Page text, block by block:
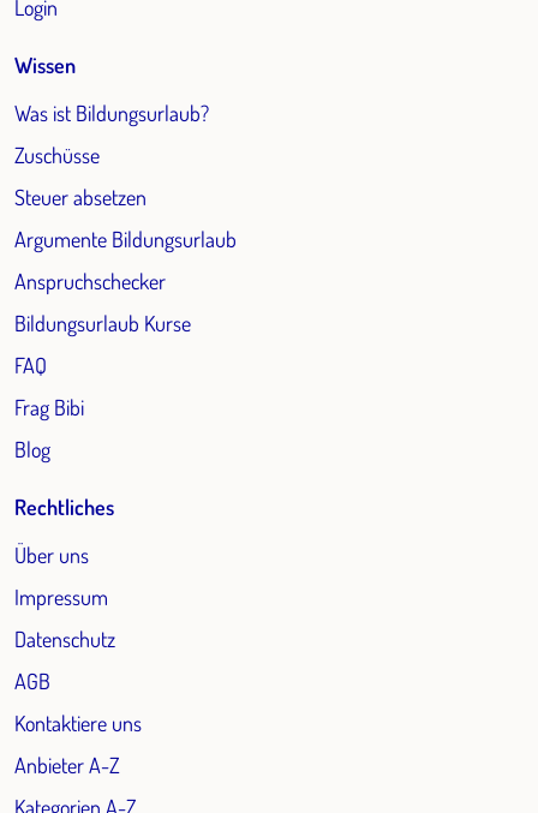
Login
Wissen
Was ist Bildungsurlaub?
Zuschüsse
Steuer absetzen
Argumente Bildungsurlaub
Anspruchschecker
Bildungsurlaub Kurse
FAQ
Frag Bibi
Blog
Rechtliches
Über uns
Impressum
Datenschutz
AGB
Kontaktiere uns
Anbieter A-Z
Kategorien A-Z